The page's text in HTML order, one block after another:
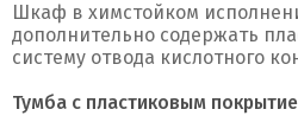
Шкаф в химстойком
дополнительно содержать
систему отвода кислотного
Тумба с пластиковым